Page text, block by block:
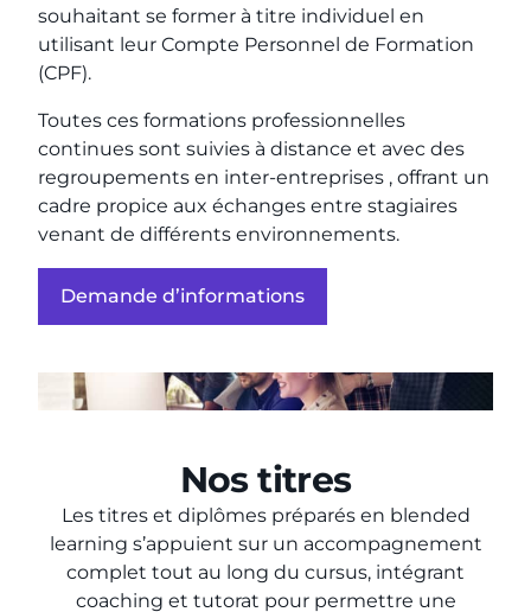
souhaitant se former à titre individuel en
utilisant leur Compte Personnel de Formation
(CPF).
Toutes ces formations professionnelles
continues sont suivies à distance et avec des
regroupements en inter-entreprises , offrant un
cadre propice aux échanges entre stagiaires
venant de différents environnements.
Demande d’informations
Nos titres
Les titres et diplômes préparés en blended
learning s’appuient sur un accompagnement
complet tout au long du cursus, intégrant
coaching et tutorat pour permettre une